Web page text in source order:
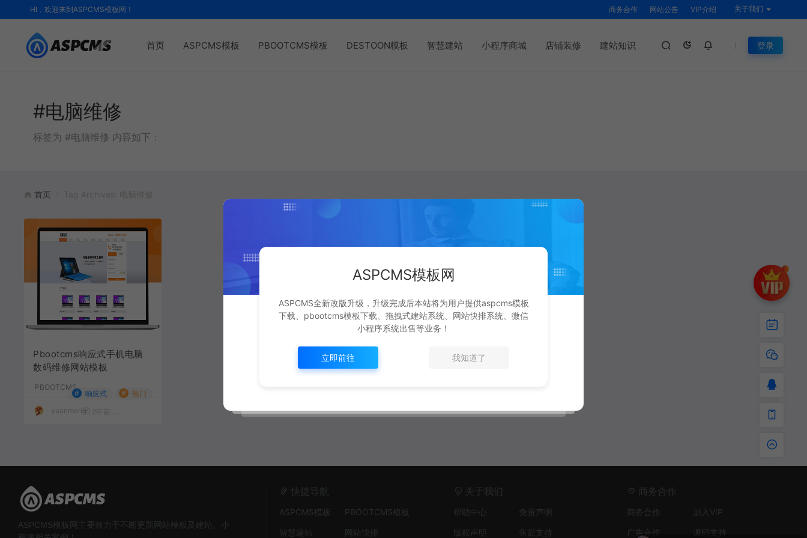
HI，欢迎来到ASPCMS模板网！ 商务合作 网站公告 VIP介绍 关于我们
首页 ASPCMS模板 PBOOTCMS模板 DESTOON模板 智慧建站 小程序商城 店铺装修 建站知识 登录
#电脑维修
标签为 #电脑维修 内容如下：
首页
Pbootcms响应式手机电脑
数码维修网站模板
PBOOTCMS
# 响应式 #
热门
yuanmeng
2年前
ASPCMS模板网主要致力于不断更新网站模板及建站、小
快捷导航
ASPCMS模板
PBOOTCMS模板
智慧建站
网站快排
关于我们
帮助中心
免责声明
版权声明
售后支持
商务合作
商务合作
加入VIP
广告合作
源码支持
ASPCMS模板网
ASPCMS全新改版升级，升级完成后本站将为用户提供aspcms模板
下载、pbootcms模板下载、拖拽式建站系统、网站快排系统、微信
小程序系统出售等业务！
立即前往 我知道了